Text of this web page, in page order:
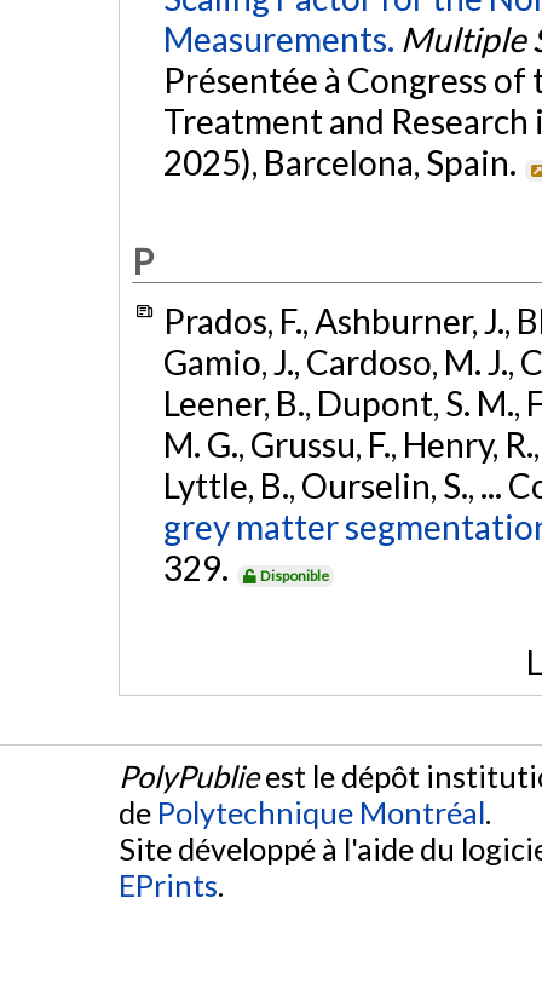
Measurements. Multiple
Présentée à Congress
Treatment and
2025), Barcelona, Spain.
P
Prados, F., Ashburner, J.,
Gamio, J., Cardoso, M. J.,
Leener, B., Dupont, S.
M. G., Grussu, F., Henry,
Lyttle, B., Ourselin, S., ...
grey matter
329.
Disponible
PolyPublieest le dépôt
de Polytechnique Montréal.
Site développé à l'aide du
EPrints.